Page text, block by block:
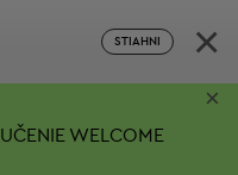
STIAHNI ×
WELCOME
×